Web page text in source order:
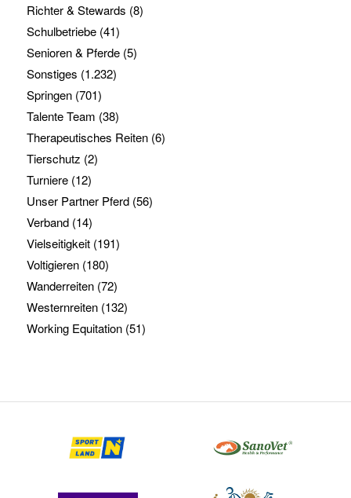
Richter & Stewards (8)
Schulbetriebe(41)
Senioren & Pferde(5)
Sonstiges (1.232)
Springen(701)
Talente Team (38)
Therapeutisches Reiten(6)
Tierschutz (2)
Turniere(12)
Unser Partner Pferd(56)
Verband(14)
Vielseitigkeit(191)
Voltigieren(180)
Wanderreiten(72)
Westernreiten(132)
Working Equitation(51)